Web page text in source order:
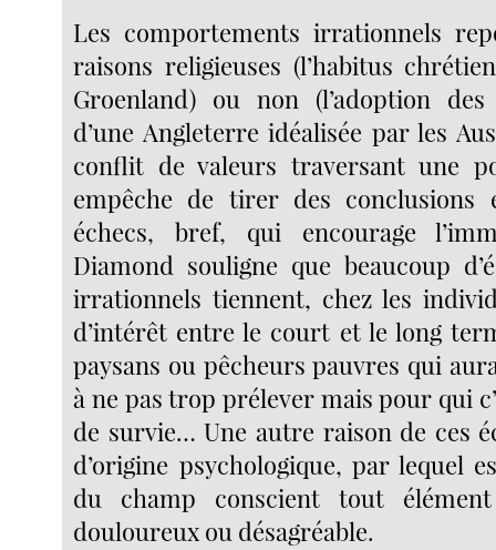
Les comportements irrationnels
raisons religieuses (l’habitus
Groenland) ou non (l’adoption
d’une Angleterre idéalisée par les
conflit de valeurs traversant une
empêche de tirer des conclusions
échecs, bref, qui encourage
Diamond souligne que beaucoup
irrationnels tiennent, chez les
d’intérêt entre le court et le long
paysans ou pêcheurs pauvres qui
à ne pas trop prélever mais pour qui
de survie… Une autre raison de ces
d’origine psychologique, par lequel
du champ conscient tout
douloureux ou désagréable.